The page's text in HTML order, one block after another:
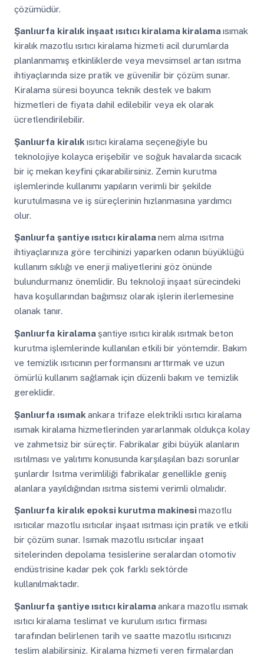
çözümüdür.
Şanlıurfa kiralık inşaat ısıtıcı kiralama kiralamaısımak
kiralık mazotlu ısıtıcı kiralama hizmeti acil durumlarda
planlanmamış etkinliklerde veya mevsimsel artan ısıtma
ihtiyaçlarında size pratik ve güvenilir bir çözüm sunar.
Kiralama süresi boyunca teknik destek ve bakım
hizmetleri de fiyata dahil edilebilir veya ek olarak
ücretlendirilebilir.
Şanlıurfa kiralık ısıtıcı kiralama seçeneğiyle bu
teknolojiye kolayca erişebilir ve soğuk havalarda sıcacık
bir iç mekan keyfini çıkarabilirsiniz. Zemin kurutma
işlemlerinde kullanımı yapıların verimli bir şekilde
kurutulmasına ve iş süreçlerinin hızlanmasına yardımcı
olur.
Şanlıurfa şantiye ısıtıcı kiralamanem alma ısıtma
ihtiyaçlarınıza göre tercihinizi yaparken odanın büyüklüğü
kullanım sıklığı ve enerji maliyetlerini göz önünde
bulundurmanız önemlidir. Bu teknoloji inşaat sürecindeki
hava koşullarından bağımsız olarak işlerin ilerlemesine
olanak tanır.
Şanlıurfa kiralama şantiye ısıtıcı kiralık ısıtmak beton
kurutma işlemlerinde kullanılan etkili bir yöntemdir. Bakım
ve temizlik ısıtıcının performansını arttırmak ve uzun
ömürlü kullanım sağlamak için düzenli bakım ve temizlik
gereklidir.
Şanlıurfa ısımak ankara trifaze elektrikli ısıtıcı kiralama
ısımak kiralama hizmetlerinden yararlanmak oldukça kolay
ve zahmetsiz bir süreçtir. Fabrikalar gibi büyük alanların
ısıtılması ve yalıtımı konusunda karşılaşılan bazı sorunlar
şunlardır Isıtma verimliliği fabrikalar genellikle geniş
alanlara yayıldığından ısıtma sistemi verimli olmalıdır.
Şanlıurfa kiralık epoksi kurutma makinesimazotlu
ısıtıcılar mazotlu ısıtıcılar inşaat ısıtması için pratik ve etkili
bir çözüm sunar. Isımak mazotlu ısıtıcılar inşaat
sitelerinden depolama tesislerine seralardan otomotiv
endüstrisine kadar pek çok farklı sektörde
kullanılmaktadır.
Şanlıurfa şantiye ısıtıcı kiralamaankara mazotlu ısımak
ısıtıcı kiralama teslimat ve kurulum ısıtıcı firması
tarafından belirlenen tarih ve saatte mazotlu ısıtıcınızı
teslim alabilirsiniz. Kiralama hizmeti veren firmalardan